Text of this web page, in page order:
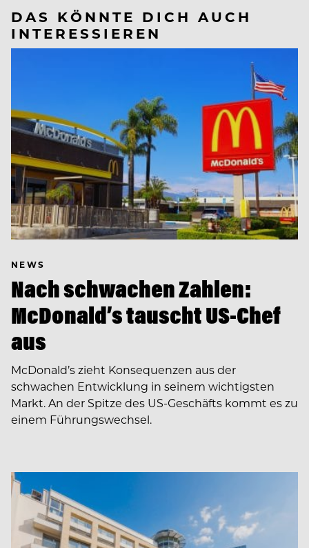
DAS KÖNNTE DICH AUCH
INTERESSIEREN
NEWS
Nach schwachen Zahlen:
McDonald’s tauscht US-Chef
aus
McDonald’s zieht Konsequenzen aus der
schwachen Entwicklung in seinem wichtigsten
Markt. An der Spitze des US-Geschäfts kommt es zu
einem Führungswechsel.